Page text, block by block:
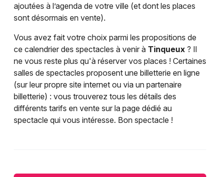
ajoutées à l’agenda de votre ville (et dont les places
sont désormais en vente).
Vous avez fait votre choix parmi les propositions de
ce calendrier des spectacles à venir à Tinqueux ? Il
ne vous reste plus qu'à réserver vos places ! Certaines
salles de spectacles proposent une billetterie en ligne
(sur leur propre site internet ou via un partenaire
billetterie) : vous trouverez tous les détails des
différents tarifs en vente sur la page dédié au
spectacle qui vous intéresse. Bon spectacle !